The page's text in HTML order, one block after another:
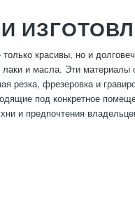
красивы, но и
и масла. Эти материалы
резка, фрезеровка и
под конкретное
и предпочтения